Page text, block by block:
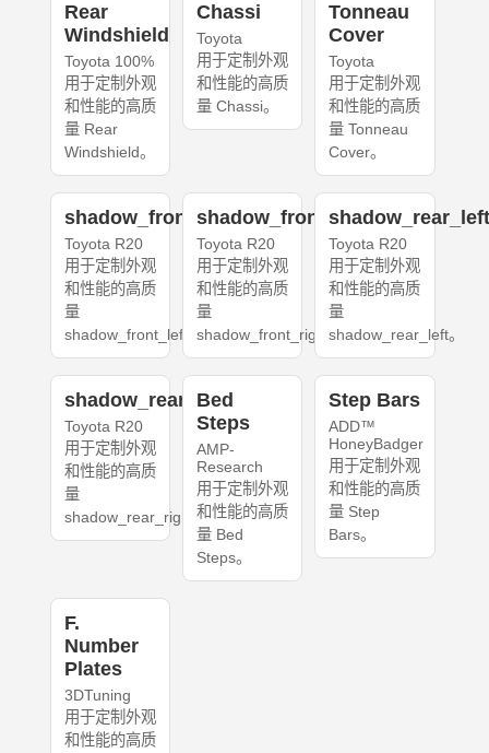
Rear
Windshield
Toyota 100%
用于定制外观
和性能的高质
量 Rear
Windshield。
Chassi
Toyota
用于定制外观
和性能的高质
量 Chassi。
Tonneau
Cover
Toyota
用于定制外观
和性能的高质
量 Tonneau
Cover。
shadow_front_left
Toyota R20
用于定制外观
和性能的高质
量
shadow_front_left。
shadow_front_right
Toyota R20
用于定制外观
和性能的高质
量
shadow_front_right。
Toyota R20
用于定制外观
和性能的高质
量
shadow_rear_left。
shadow_rear_right
Toyota R20
用于定制外观
和性能的高质
量
shadow_rear_right。
Bed
Steps
AMP-
Research
用于定制外观
和性能的高质
量 Bed
Steps。
Step Bars
ADD™
HoneyBadger
用于定制外观
和性能的高质
量 Step
Bars。
F.
Number
Plates
3DTuning
用于定制外观
和性能的高质